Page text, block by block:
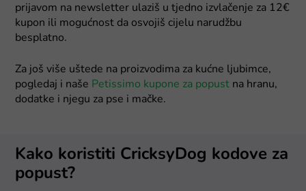
prijavom na newsletter ulaziš u tjedno izvlačenje za 12€
kupon ili mogućnost da osvojiš cijelu narudžbu
besplatno.
Za još više uštede na proizvodima za kućne ljubimce,
pogledaj i naše Petissimo kupone za popust na hranu,
dodatke i njegu za pse i mačke.
Kako koristiti CricksyDog kodove za
popust?